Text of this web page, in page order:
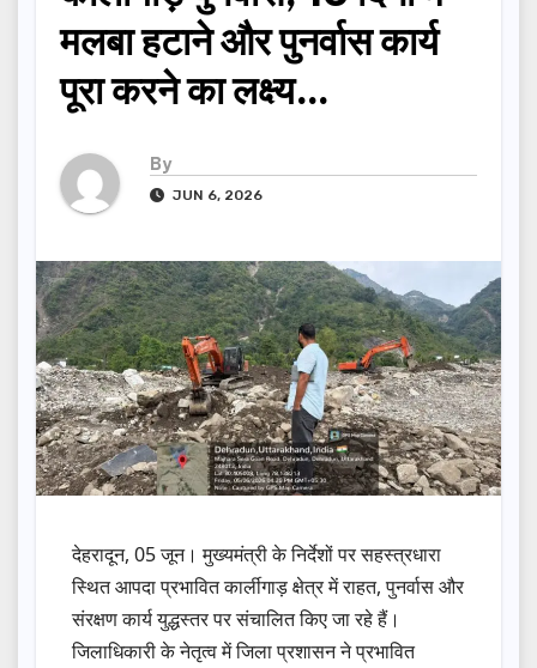
मलबा हटाने और पुनर्वास कार्य
पूरा करने का लक्ष्य…
By
JUN 6, 2026
देहरादून, 05 जून। मुख्यमंत्री के निर्देशों पर सहस्त्रधारा
स्थित आपदा प्रभावित कार्लीगाड़ क्षेत्र में राहत, पुनर्वास और
संरक्षण कार्य युद्धस्तर पर संचालित किए जा रहे हैं।
जिलाधिकारी के नेतृत्व में जिला प्रशासन ने प्रभावित